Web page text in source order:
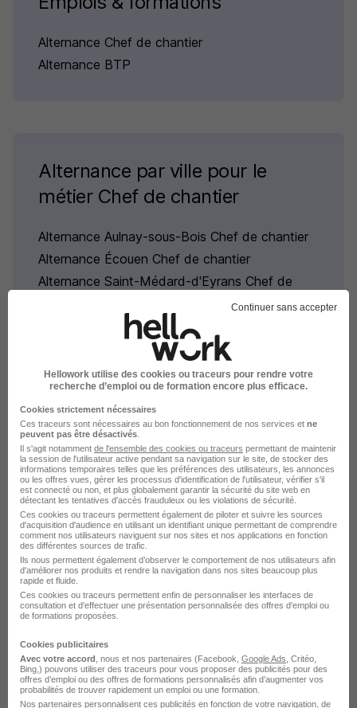
Alternance Chef de chantier
Alternance BTP
Alternance par ville pour le
métier Chef de chantier
Alternance Aulnay-sous-Bois Chef de chantier
Alternance Écouen Chef de chantier
Alternance Saint-Médard-d'Eyrans Chef de
Alternance Jonage Chef de chantier
Parcourir toutes les alternances de Chef de chantier
Alternance par métiers similaires
Alternance Pilote chantier
Alternance Assistant chef de chantier
Alternance Chef de chantier travaux publics
Alternance Chef d'équipe BTP
Alternance Chef chantier gros oeuvre
Alternance Préparateur de chantier
Continuer sans accepter
Hellowork utilise des cookies ou traceurs pour rendre votre
recherche d’emploi ou de formation encore plus efficace.
Cookies strictement nécessaires
Ces traceurs sont nécessaires au bon fonctionnement de nos services et ne
peuvent pas être désactivés
Il s'agit notamment de l'ensemble des cookies ou traceurs permettant de maintenir
la session de l'utilisateur active pendant sa navigation sur le site, de stocker des
informations temporaires telles que les préférences des utilisateurs, les annonces
ou les offres vues, gérer les processus d'identification de l'utilisateur, vérifier s'il
est connecté ou non, et plus globalement garantir la sécurité du site web en
détectant les tentatives d'accès frauduleux ou les violations de sécurité.
Ces cookies ou traceurs permettent également de piloter et suivre les sources
d'acquisition d'audience en utilisant un identifiant unique permettant de comprendre
comment nos utilisateurs naviguent sur nos sites et nos applications en fonction
des différentes sources de trafic.
Ils nous permettent également d’observer le comportement de nos utilisateurs afin
d'améliorer nos produits et rendre la navigation dans nos sites beaucoup plus
rapide et fluide.
Ces cookies ou traceurs permettent enfin de personnaliser les interfaces de
consultation et d'effectuer une présentation personnalisée des offres d'emploi ou
de formations proposées.
Cookies publicitaires
Avec votre accord , nous et nos partenaires (Facebook, Google Ads , Critéo,
Bing,) pouvons utiliser des traceurs pour vous proposer des publicités pour des
offres d’emploi ou des offres de formations personnalisés afin d’augmenter vos
probabilités de trouver rapidement un emploi ou une formation.
Nos partenaires personnalisent ces publicités en fonction de votre navigation, de